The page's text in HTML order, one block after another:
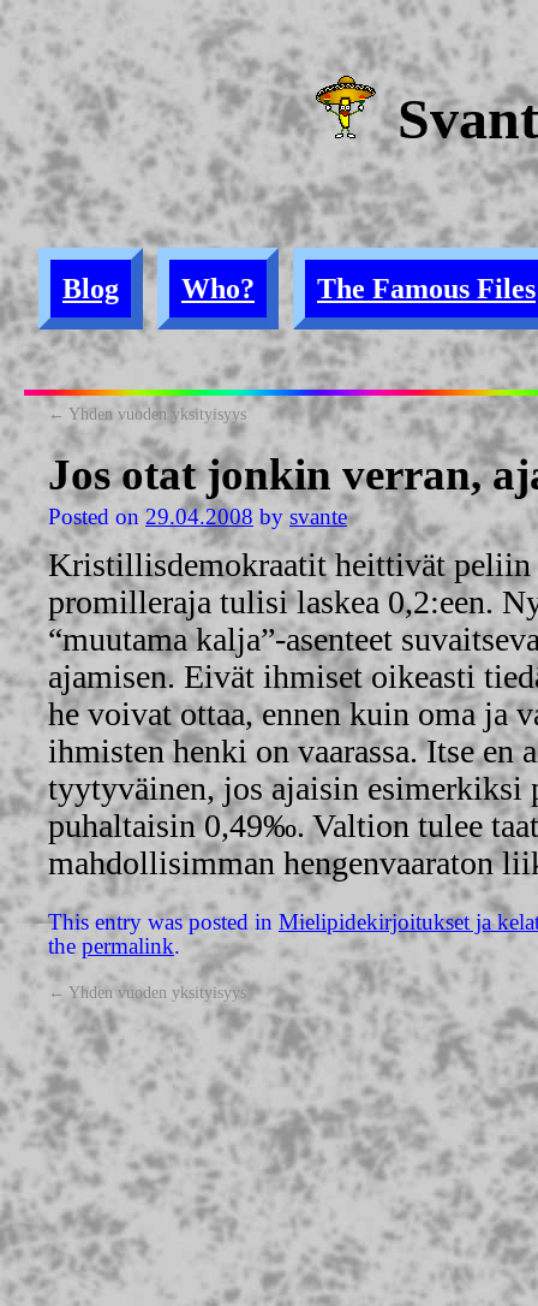
Blog Who? The Famous Files
← Yhden vuoden yksityisyys
Jos otat jonkin verran,
Posted on 29.04.2008 by svante
Kristillisdemokraatit heittivät peliin
promilleraja tulisi laskea 0,2:een.
“muutama kalja”-asenteet
ajamisen. Eivät ihmiset oikeasti
he voivat ottaa, ennen kuin oma ja
ihmisten henki on vaarassa. Itse en
tyytyväinen, jos ajaisin esimerkiksi
puhaltaisin 0,49‰. Valtion tulee
mahdollisimman hengenvaaraton
This entry was posted in Mielipidekirjoitukset ja
the permalink.
← Yhden vuoden yksityisyys